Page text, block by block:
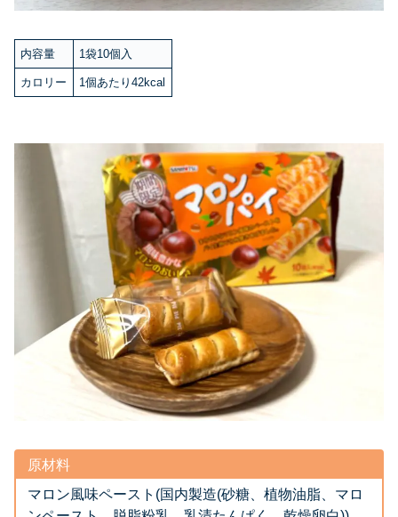
内容量 1袋10個入
カロリー 1個あたり42kcal
原材料
マロン風味ペースト(国内製造(砂糖、植物油脂、マロ